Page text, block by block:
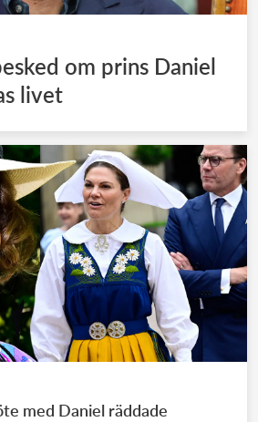
om prins Daniel
livet
med Daniel räddade